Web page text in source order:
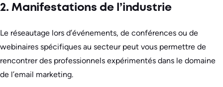
2. Manifestations de l’industrie
Le réseautage lors d’événements, de conférences ou de
webinaires spécifiques au secteur peut vous permettre de
rencontrer des professionnels expérimentés dans le domaine
de l’email marketing.